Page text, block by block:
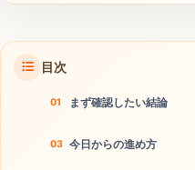
目次
まず確認したい結論
今日からの進め方